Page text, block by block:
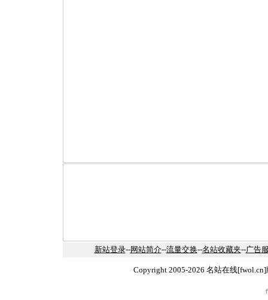
新站登录--网站简介--流量交换--名站收藏夹--广告
Copyright 2005-2026 名站在线